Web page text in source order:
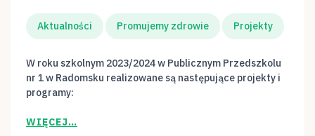
Aktualności Promujemy zdrowie Projekty
W roku szkolnym 2023/2024 w Publicznym Przedszkolu
nr 1 w Radomsku realizowane są następujące projekty i
programy:
WIĘCEJ…